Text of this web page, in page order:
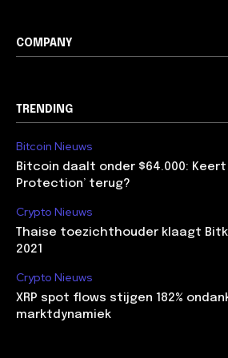
COMPANY
TRENDING
Bitcoin Nieuws
Bitcoin daalt onder $64.000: Keert
Protection’ terug?
Crypto Nieuws
Thaise toezichthouder klaagt
2021
Crypto Nieuws
XRP spot flows stijgen 182%
marktdynamiek